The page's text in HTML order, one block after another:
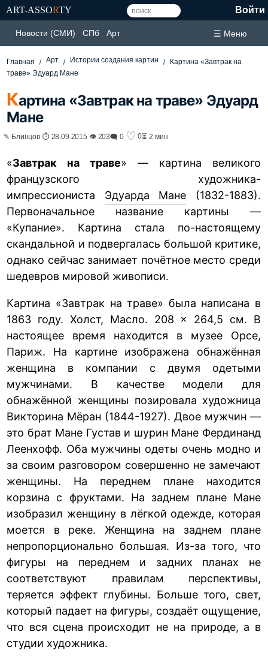
ART-ASSORTY Войти
Новости (СМИ) СПб Арт ☰ Меню
Главная Арт Истории создания картин
Картина «Завтрак на
траве» Эдуард Мане
Картина «Завтрак на траве» Эдуард
Мане
✎ Блинцов ⏱ 28.09.2015 👁 203🗨 0 ♡ 0⏳ 2 мин
«Завтрак на траве» — картина великого
французского художника-
импрессиониста Эдуарда Мане (1832-1883).
Первоначальное название картины —
«Купание». Картина стала по-настоящему
скандальной и подвергалась большой критике,
однако сейчас занимает почётное место среди
шедевров мировой живописи.
Картина «Завтрак на траве» была написана в
1863 году. Холст, Масло. 208 × 264,5 см. В
настоящее время находится в музее Орсе,
Париж. На картине изображена обнажённая
женщина в компании с двумя одетыми
мужчинами. В качестве модели для
обнажённой женщины позировала художница
Викторина Мёран (1844-1927). Двое мужчин —
это брат Мане Густав и шурин Мане Фердинанд
Леенхофф. Оба мужчины одеты очень модно и
за своим разговором совершенно не замечают
женщины. На переднем плане находится
корзина с фруктами. На заднем плане Мане
изобразил женщину в лёгкой одежде, которая
моется в реке. Женщина на заднем плане
непропорционально большая. Из-за того, что
фигуры на переднем и задних планах не
соответствуют правилам перспективы,
теряется эффект глубины. Больше того, свет,
который падает на фигуры, создаёт ощущение,
что вся сцена происходит не на природе, а в
студии художника.